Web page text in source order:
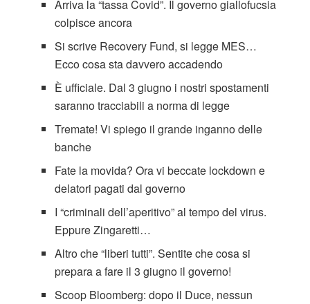
Arriva la “tassa Covid”. Il governo giallofucsia
colpisce ancora
Si scrive Recovery Fund, si legge MES…
Ecco cosa sta davvero accadendo
È ufficiale. Dal 3 giugno i nostri spostamenti
saranno tracciabili a norma di legge
Tremate! Vi spiego il grande inganno delle
banche
Fate la movida? Ora vi beccate lockdown e
delatori pagati dal governo
I “criminali dell’aperitivo” al tempo del virus.
Eppure Zingaretti…
Altro che “liberi tutti”. Sentite che cosa si
prepara a fare il 3 giugno il governo!
Scoop Bloomberg: dopo il Duce, nessun